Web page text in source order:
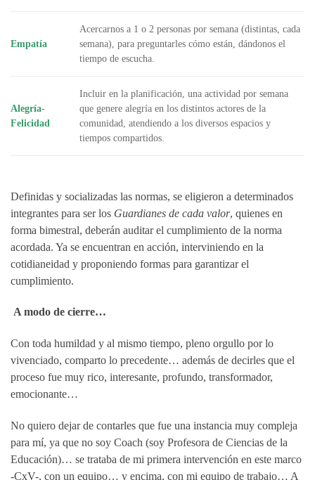
Empatía
Acercarnos a 1 o 2 personas por semana (distintas, cada
semana), para preguntarles cómo están, dándonos el
tiempo de escucha.
Alegría-
Felicidad
Incluir en la planificación, una actividad por semana
que genere alegría en los distintos actores de la
comunidad, atendiendo a los diversos espacios y
tiempos compartidos.
Definidas y socializadas las normas, se eligieron a determinados
integrantes para ser los Guardianes de cada valor, quienes en
forma bimestral, deberán auditar el cumplimiento de la norma
acordada. Ya se encuentran en acción, interviniendo en la
cotidianeidad y proponiendo formas para garantizar el
cumplimiento.
A modo de cierre…
Con toda humildad y al mismo tiempo, pleno orgullo por lo
vivenciado, comparto lo precedente… además de decirles que el
proceso fue muy rico, interesante, profundo, transformador,
emocionante…
No quiero dejar de contarles que fue una instancia muy compleja
para mí, ya que no soy Coach (soy Profesora de Ciencias de la
Educación)… se trataba de mi primera intervención en este marco
-CxV-, con un equipo… y encima, con mi equipo de trabajo… A